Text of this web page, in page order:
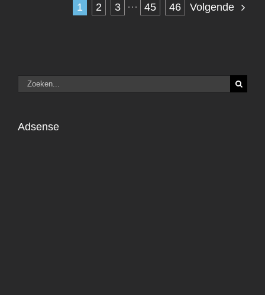
1 2 3 ··· 45 46 Volgende
Zoeken
naar:
Adsense